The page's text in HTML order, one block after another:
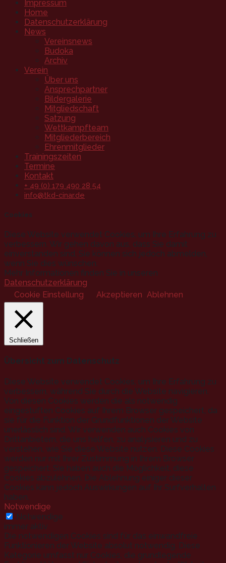
Impressum
Home
Datenschutzerklärung
News
Vereinsnews
Budoka
Archiv
Verein
Über uns
Ansprechpartner
Bildergalerie
Mitgliedschaft
Satzung
Wettkampfteam
Mitgliederbereich
Ehrenmitglieder
Trainingszeiten
Termine
Kontakt
+ 49 (0) 179 490 28 54
info@tkd-cinar.de
Cookies
Diese Website verwendet Cookies, um Ihre Erfahrung zu
verbessern. Wir gehen davon aus, dass Sie damit
einverstanden sind, Sie können sich jedoch abmelden,
wenn Sie dies wünschen.
Mehr Informationen finden Sie in unseren
Datenschutzerklärung.
Cookie Einstellung
Akzeptieren Ablehnen
Schließen
Übersicht zum Datenschutz
Diese Website verwendet Cookies, um Ihre Erfahrung zu
verbessern, während Sie durch die Website navigieren.
Von diesen Cookies werden die als notwendig
eingestuften Cookies auf Ihrem Browser gespeichert, da
sie für die Funktion der Grundfunktionen der Website
unerlässlich sind. Wir verwenden auch Cookies von
Drittanbietern, die uns helfen, zu analysieren und zu
verstehen, wie Sie diese Website nutzen. Diese Cookies
werden nur mit Ihrer Zustimmung in Ihrem Browser
gespeichert. Sie haben auch die Möglichkeit, diese
Cookies abzulehnen. Die Ablehnung einiger dieser
Cookies kann jedoch Auswirkungen auf Ihr Surfverhalten
haben.
Notwendige
Notwendige
immer aktiv
Die notwendigen Cookies sind für das einwandfreie
Funktionieren der Website absolut notwendig. Diese
Kategorie umfasst nur Cookies, die grundlegende